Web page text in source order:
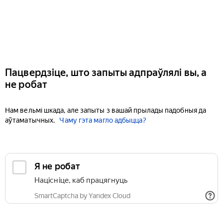
Пацвердзіце, што запыты адпраўлялі вы, а
не робат
Нам вельмі шкада, але запыты з вашай прылады падобныя да
аўтаматычных.
Чаму гэта магло адбыцца?
Я не робат
Націсніце, каб працягнуць
SmartCaptcha by Yandex Cloud